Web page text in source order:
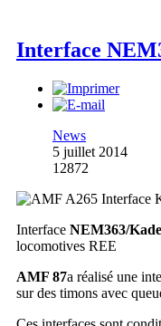
Interface
News
5 juillet 2014
12872
Interface NEM363/
locomotives REE
AMF 87a réalisé une
sur des timons avec